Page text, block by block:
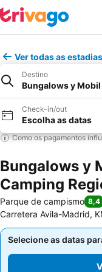
Ver todas as
Destino
Bungalows y
Check-in/out
Escolha as datas
Como os pagamentos
Bungalows y
Camping
Parque de campismo 8,4
Carretera Avila-Madrid,
Selecione as datas
Selecione as datas